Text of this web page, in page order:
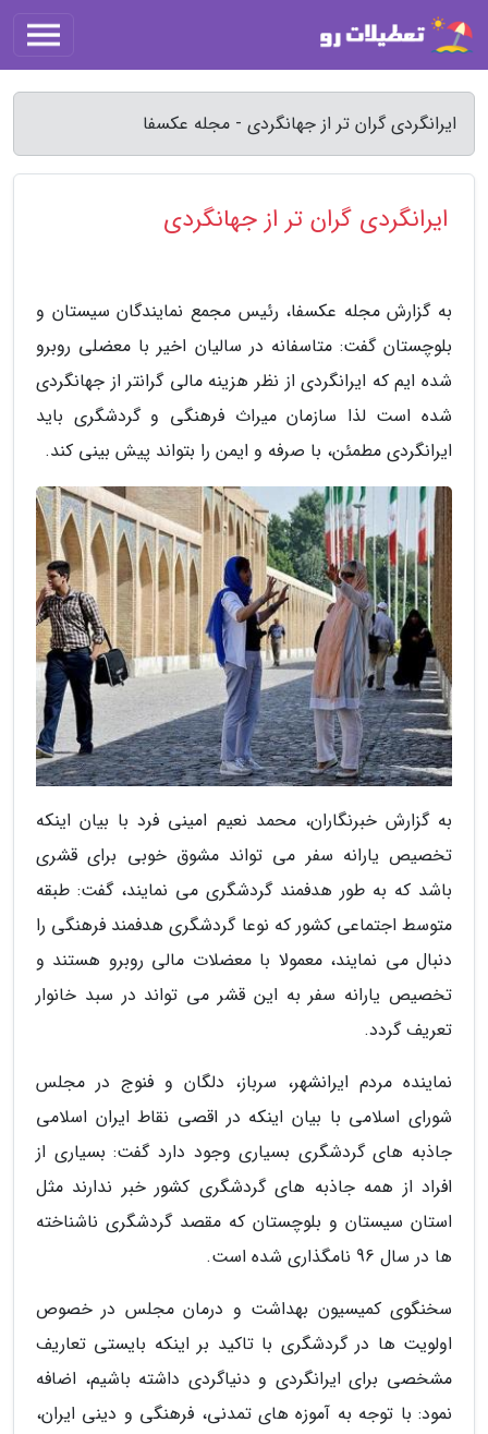
ایرانگردی گران تر از جهانگردی - مجله عکسفا
ایرانگردی گران تر از جهانگردی
به گزارش مجله عکسفا، رئیس مجمع نمایندگان سیستان و
بلوچستان گفت: متاسفانه در سالیان اخیر با معضلی روبرو
شده ایم که ایرانگردی از نظر هزینه مالی گرانتر از جهانگردی
شده است لذا سازمان میراث فرهنگی و گردشگری باید
ایرانگردی مطمئن، با صرفه و ایمن را بتواند پیش بینی کند.
به گزارش خبرنگاران، محمد نعیم امینی فرد با بیان اینکه
تخصیص یارانه سفر می تواند مشوق خوبی برای قشری
باشد که به طور هدفمند گردشگری می نمایند، گفت: طبقه
متوسط اجتماعی کشور که نوعا گردشگری هدفمند فرهنگی را
دنبال می نمایند، معمولا با معضلات مالی روبرو هستند و
تخصیص یارانه سفر به این قشر می تواند در سبد خانوار
تعریف گردد.
نماینده مردم ایرانشهر، سرباز، دلگان و فنوج در مجلس
شورای اسلامی با بیان اینکه در اقصی نقاط ایران اسلامی
جاذبه های گردشگری بسیاری وجود دارد گفت: بسیاری از
افراد از همه جاذبه های گردشگری کشور خبر ندارند مثل
استان سیستان و بلوچستان که مقصد گردشگری ناشناخته
ها در سال 96 نامگذاری شده است.
سخنگوی کمیسیون بهداشت و درمان مجلس در خصوص
اولویت ها در گردشگری با تاکید بر اینکه بایستی تعاریف
مشخصی برای ایرانگردی و دنیاگردی داشته باشیم، اضافه
نمود: با توجه به آموزه های تمدنی، فرهنگی و دینی ایران،